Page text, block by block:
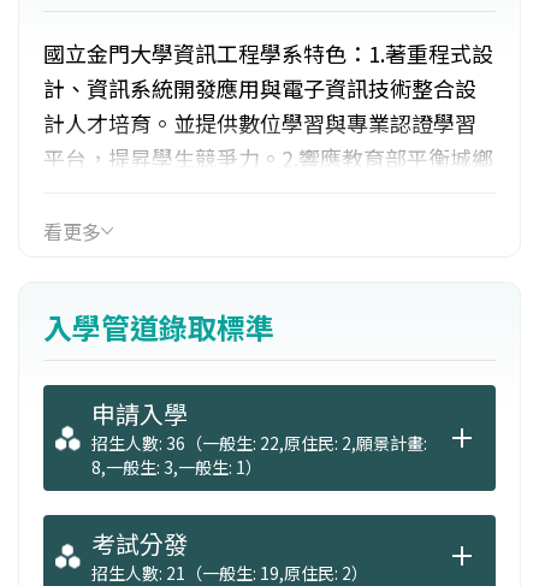
國立金門大學資訊工程學系特色：1.著重程式設
計、資訊系統開發應用與電子資訊技術整合設
計人才培育。並提供數位學習與專業認證學習
平台，提昇學生競爭力。2.響應教育部平衡城鄉
地區產業特色，著重多媒體觀光資訊與電子商
軸。
看更多
入學管道錄取標準
申請入學
招生人數: 36（一般生: 22,原住民: 2,願景計畫:
8,一般生: 3,一般生: 1）
考試分發
招生人數: 21（一般生: 19,原住民: 2）